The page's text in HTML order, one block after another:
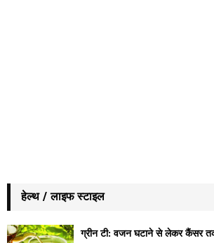
हेल्थ / लाइफ स्टाइल
ग्रीन टी: वजन घटाने से लेकर कैंसर